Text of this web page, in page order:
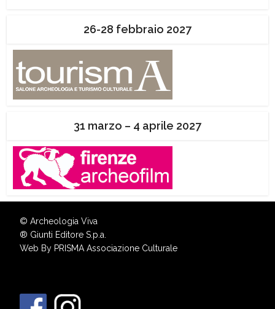
26-28 febbraio 2027
31 marzo – 4 aprile 2027
© Archeologia Viva
® Giunti Editore S.p.a.
Web By PRISMA Associazione Culturale